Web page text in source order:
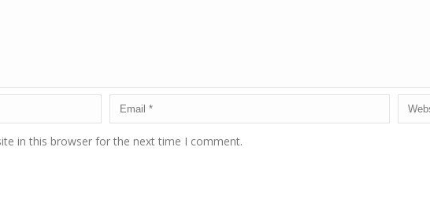
in this browser for the next time I comment.